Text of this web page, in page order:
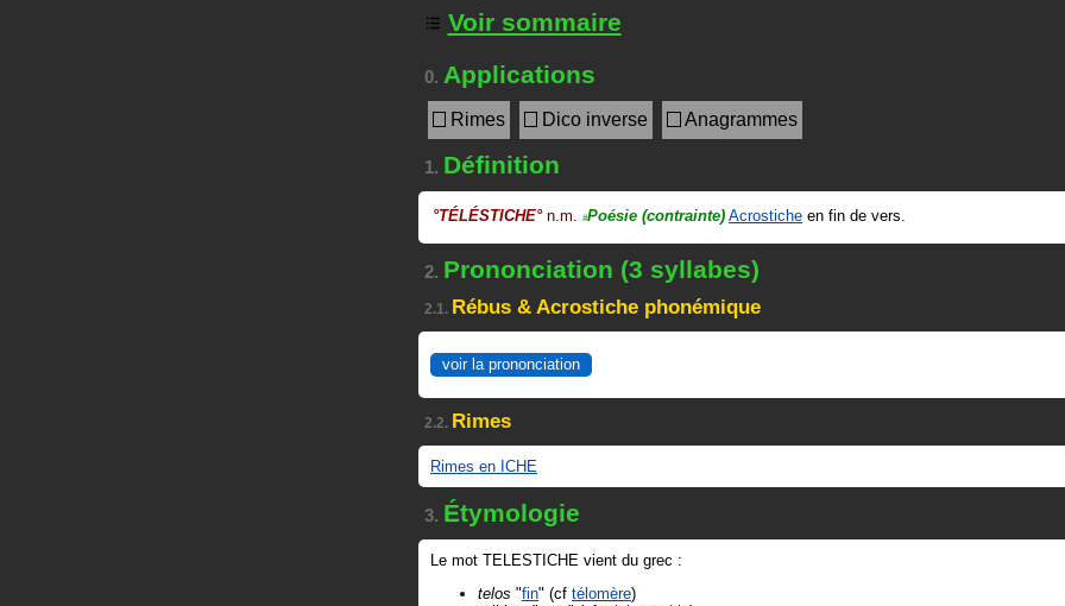
Voir sommaire
0. Applications
Rimes Dico inverse Anagrammes
1. Définition
°TÉLÉSTICHE° n.m. #Poésie (contrainte) Acrostiche en fin de vers.
2. Prononciation (3 syllabes)
2.1. Rébus & Acrostiche phonémique
voir la prononciation
2.2. Rimes
Rimes en ICHE
3. Étymologie
Le mot TELESTICHE vient du grec :
telos "fin" (cf télomère)